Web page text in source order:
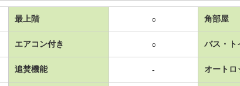
最上階 ○ 角部屋
エアコン付き ○ バス・ト
追焚機能 - オートロ